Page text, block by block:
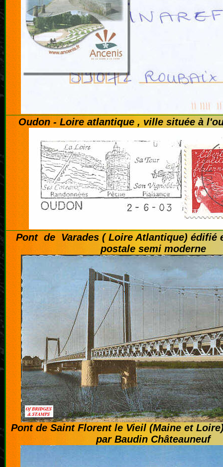
Oudon - Loire atlantique , ville située à
Pont de Varades ( Loire Atlantique) édifié
postale semi moderne
Pont de Saint Florent le Vieil (Maine et
par Baudin Châteauneuf